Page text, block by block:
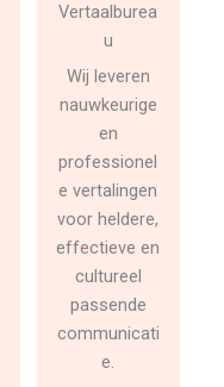
Vertaalburea
u
Wij leveren
nauwkeurige
en
professionel
e vertalingen
voor heldere,
effectieve en
cultureel
passende
communicati
e.